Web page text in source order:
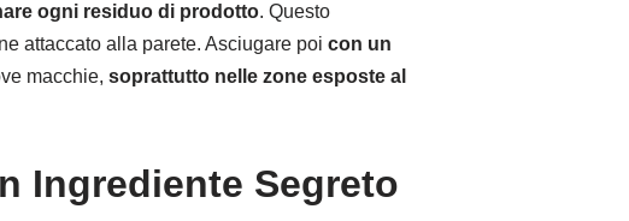
ogni residuo di prodotto. Questo
attaccato alla parete. Asciugare poi con un
macchie, soprattutto nelle zone esposte al
Ingrediente Segreto